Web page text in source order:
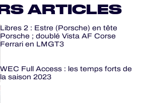
ARTICLES
Libres 2 : Estre (Porsche) en tête
Porsche ; doublé Vista AF Corse
Ferrari en LMGT3
WEC Full Access : les temps forts de
la saison 2023